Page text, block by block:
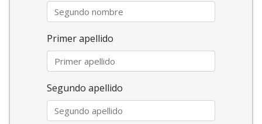
Primer apellido
Segundo apellido